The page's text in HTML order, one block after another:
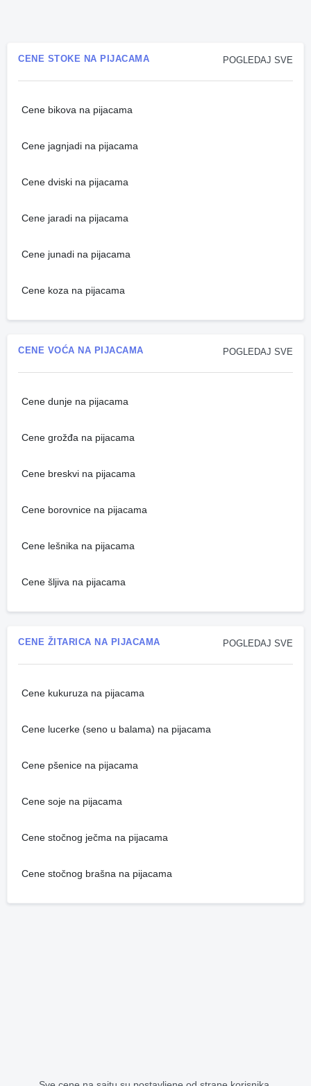
POGLEDAJ SVE
CENE STOKE NA PIJACAMA
Cene bikova na pijacama
Cene jagnjadi na pijacama
Cene dviski na pijacama
Cene jaradi na pijacama
Cene junadi na pijacama
Cene koza na pijacama
POGLEDAJ SVE
CENE VOĆA NA PIJACAMA
Cene dunje na pijacama
Cene grožđa na pijacama
Cene breskvi na pijacama
Cene borovnice na pijacama
Cene lešnika na pijacama
Cene šljiva na pijacama
POGLEDAJ SVE
CENE ŽITARICA NA PIJACAMA
Cene kukuruza na pijacama
Cene lucerke (seno u balama) na pijacama
Cene pšenice na pijacama
Cene soje na pijacama
Cene stočnog ječma na pijacama
Cene stočnog brašna na pijacama